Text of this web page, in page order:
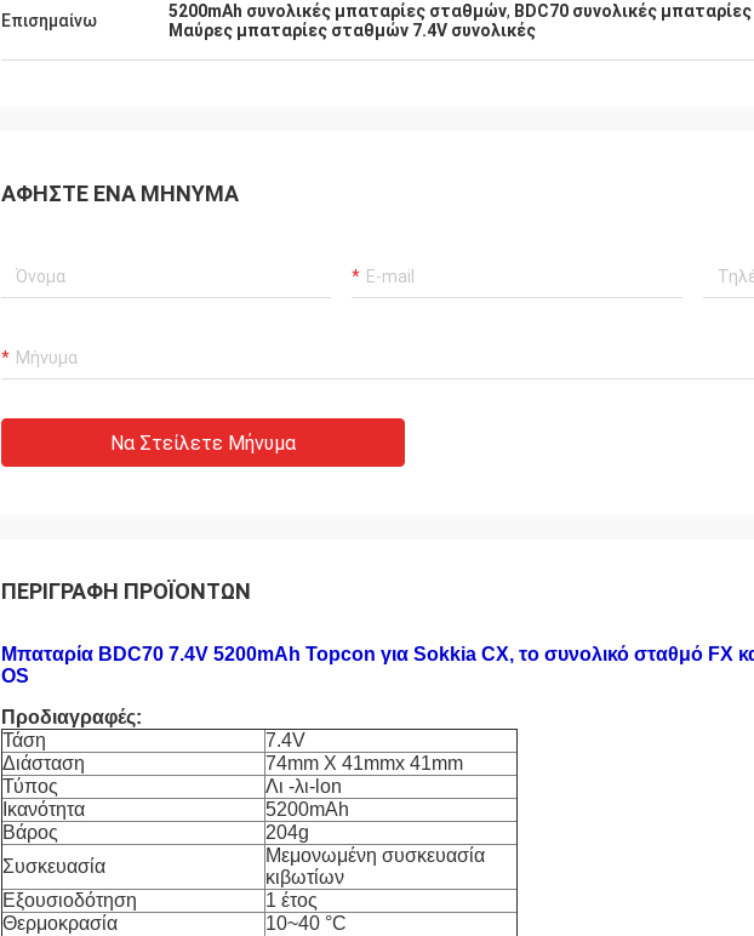
Επισημαίνω 5200mAh συνολικές μπαταρίες σταθμών, BDC70 συνολικές
Μαύρες μπαταρίες σταθμών 7.4V συνολικές
ΑΦΉΣΤΕ ΈΝΑ ΜΉΝΥΜΑ
Να Στείλετε Μήνυμα
ΠΕΡΙΓΡΑΦΉ ΠΡΟΪΌΝΤΩΝ
Μπαταρία BDC70 7.4V 5200mAh Topcon για Sokkia CX, το συνολικό σταθμό FX
OS
Προδιαγραφές:
Τάση
7.4V
Διάσταση
74mm Χ 41mmx 41mm
Τύπος
Λι -λι-lon
Ικανότητα
5200mAh
Βάρος
204g
Συσκευασία
Μεμονωμένη συσκευασία
κιβωτίων
Εξουσιοδότηση
1 έτος
Θερμοκρασία
10~40 °C